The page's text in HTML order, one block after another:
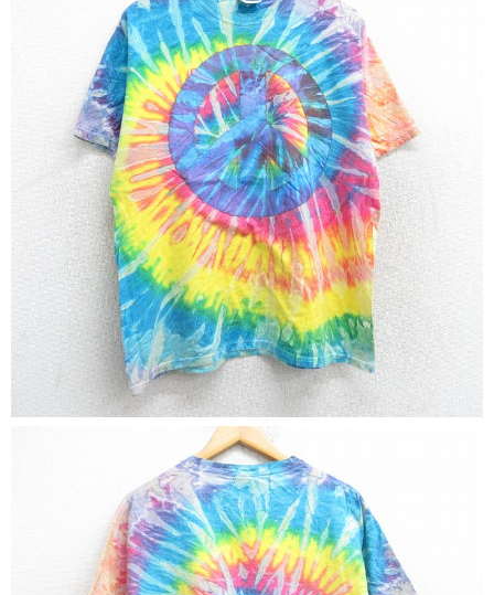
ジャケット XS S M L
スウェット XS S M L XL
長袖シャツ XS S M L XL
半袖シャツ XS S M L XL
Tシャツ XS S M L XL
パンツ
W30以下 W31,W32 W33,W34
W35,W36 W37以上
マニアックから探す
Tシャツ
アニメ
Tシャツ
Tシャツ
USA製
ボロ ミリタリー